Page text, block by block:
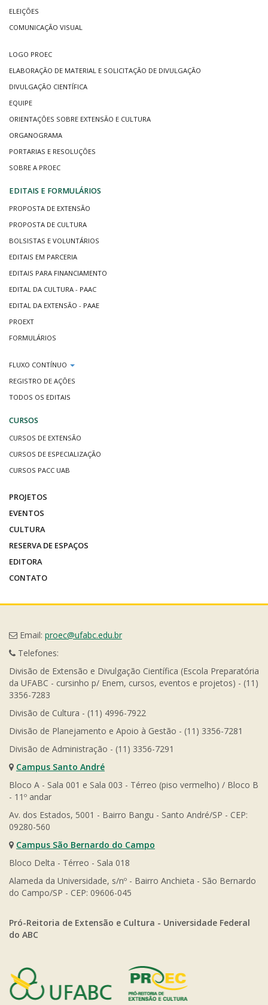
ELEIÇÕES
COMUNICAÇÃO VISUAL
LOGO PROEC
ELABORAÇÃO DE MATERIAL E SOLICITAÇÃO DE DIVULGAÇÃO
DIVULGAÇÃO CIENTÍFICA
EQUIPE
ORIENTAÇÕES SOBRE EXTENSÃO E CULTURA
ORGANOGRAMA
PORTARIAS E RESOLUÇÕES
SOBRE A PROEC
EDITAIS E FORMULÁRIOS
PROPOSTA DE EXTENSÃO
PROPOSTA DE CULTURA
BOLSISTAS E VOLUNTÁRIOS
EDITAIS EM PARCERIA
EDITAIS PARA FINANCIAMENTO
EDITAL DA CULTURA - PAAC
EDITAL DA EXTENSÃO - PAAE
PROEXT
FORMULÁRIOS
FLUXO CONTÍNUO
REGISTRO DE AÇÕES
TODOS OS EDITAIS
CURSOS
CURSOS DE EXTENSÃO
CURSOS DE ESPECIALIZAÇÃO
CURSOS PACC UAB
PROJETOS
EVENTOS
CULTURA
RESERVA DE ESPAÇOS
EDITORA
CONTATO
Email: proec@ufabc.edu.br
Telefones:
Divisão de Extensão e Divulgação Científica (Escola Preparatória
da UFABC - cursinho p/ Enem, cursos, eventos e projetos) - (11)
3356-7283
Divisão de Cultura - (11) 4996-7922
Divisão de Planejamento e Apoio à Gestão - (11) 3356-7281
Divisão de Administração - (11) 3356-7291
Campus Santo André
Bloco A - Sala 001 e Sala 003 - Térreo (piso vermelho) / Bloco B
- 11º andar
Av. dos Estados, 5001 - Bairro Bangu - Santo André/SP - CEP:
09280-560
Campus São Bernardo do Campo
Bloco Delta - Térreo - Sala 018
Alameda da Universidade, s/nº - Bairro Anchieta - São Bernardo
do Campo/SP - CEP: 09606-045
Pró-Reitoria de Extensão e Cultura - Universidade Federal
do ABC